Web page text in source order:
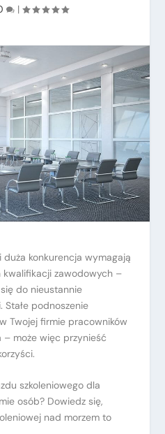
|
konkurencja wymagają
zawodowych –
do nieustannie
Stałe podnoszenie
Twojej firmie pracowników
– może więc przynieść
szkoleniowego dla
osób? Dowiedz się,
nad morzem to